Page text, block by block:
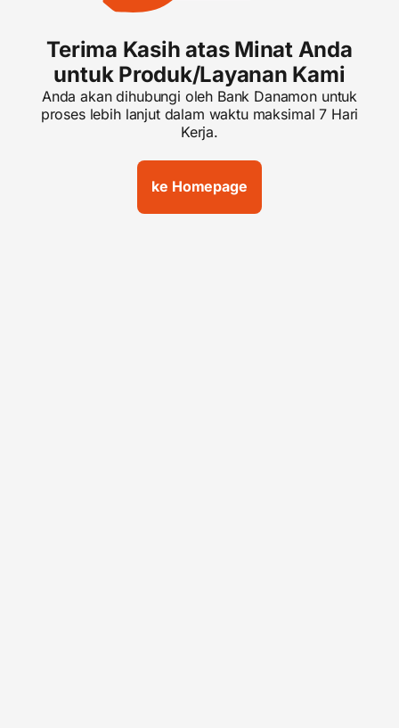
Terima Kasih atas Minat Anda
untuk Produk/Layanan Kami
Anda akan dihubungi oleh Bank Danamon untuk
proses lebih lanjut dalam waktu maksimal 7 Hari
Kerja.
ke Homepage